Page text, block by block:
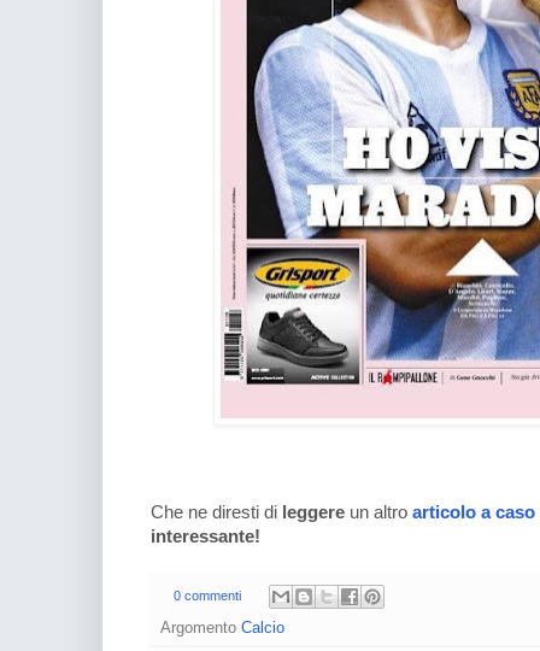
Che ne diresti di leggere un altro articolo a caso
interessante!
0 commenti
Argomento Calcio